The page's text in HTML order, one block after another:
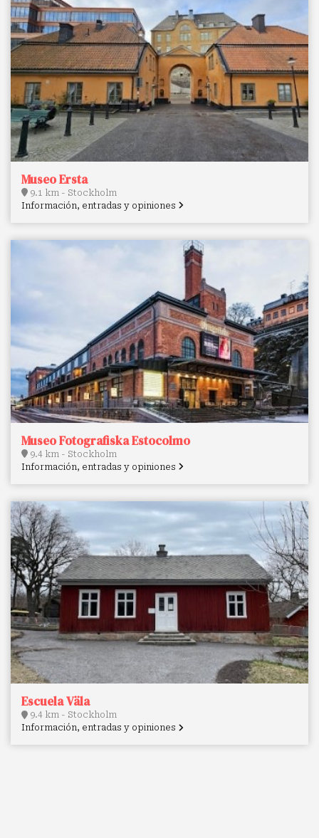
Museo Ersta
9.1 km - Stockholm
Información, entradas y opiniones
Museo Fotografiska Estocolmo
9.4 km - Stockholm
Información, entradas y opiniones
Escuela Väla
9.4 km - Stockholm
Información, entradas y opiniones